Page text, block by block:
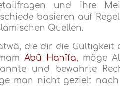
und ihre
basieren auf
Quellen.
die dir die
Abû Hanîfa, möge
und bewahrte
man nicht gezielt